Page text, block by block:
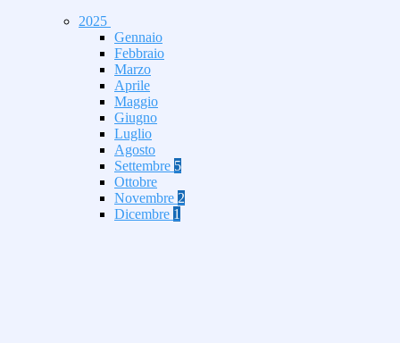
2025
Gennaio
Febbraio
Marzo
Aprile
Maggio
Giugno
Luglio
Agosto
Settembre 5
Ottobre
Novembre 2
Dicembre 1